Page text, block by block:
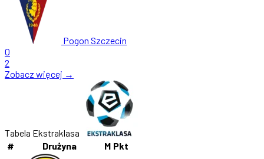
Pogon Szczecin
0
2
Zobacz więcej →
Tabela Ekstraklasa
#
Drużyna M Pkt